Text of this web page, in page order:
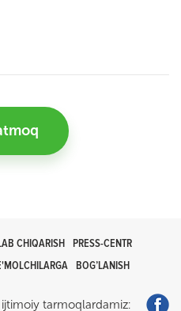
CHIQARISH
PRESS-CENTR
BOG’LANISH
ijtimoiy tarmoqlardamiz: